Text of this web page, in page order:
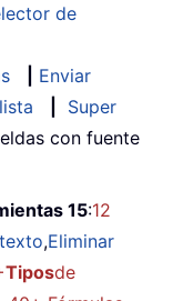
de
Enviar
Super
con fuente
15:12
,Eliminar
Tiposde